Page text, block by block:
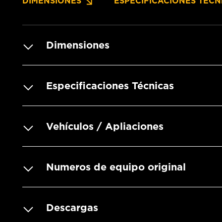
Dimensiones
Especificaciones Técnicas
Vehículos / Apliaciones
Numeros de equipo original
Descargas